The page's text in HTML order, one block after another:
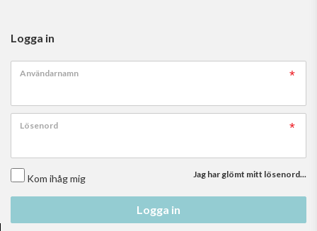
Logga in
Användarnamn
Lösenord
Kom ihåg mig Jag har glömt mitt lösenord...
Logga in